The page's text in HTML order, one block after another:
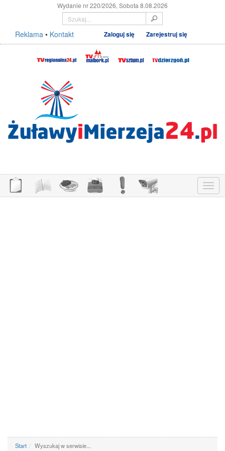
Wydanie nr 220/2026, Sobota 8.08.2026
Reklama • Kontakt Zaloguj się Zarejestruj się
Menu
Start Wyszukaj w serwisie...